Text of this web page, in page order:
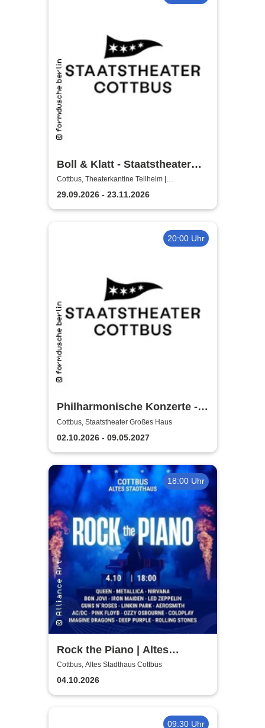
Boll & Klatt - Staatstheater
Cottbus
Cottbus, Theaterkantine Tellheim |
Staatstheater Cottbus
29.09.2026 - 23.11.2026
20:00 Uhr
Philharmonische Konzerte -
Staatstheater Cottbus
Cottbus, Staatstheater Großes Haus
02.10.2026 - 09.05.2027
18:00 Uhr
Rock the Piano | Altes
Stadthaus Cottbus
Cottbus, Altes Stadthaus Cottbus
04.10.2026
09:30 Uhr